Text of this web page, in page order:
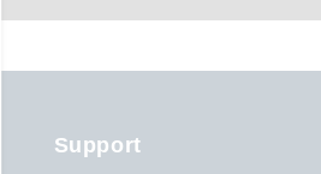
Support